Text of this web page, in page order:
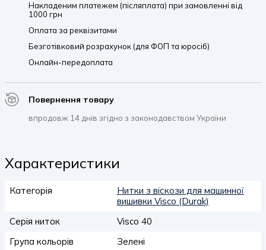
Накладеним платежем (післяплата) при замовленні від
1000 грн
Оплата за реквізитами
Безготівковий розрахунок (для ФОП та юросіб)
Онлайн-передоплата
Повернення товару
впродовж 14 днів згідно з законодавством України
Характеристики
Категорія
Нитки з віскози для машинної
вишивки Visco (Durak)
Серія ниток
Visco 40
Група кольорів
Зелені